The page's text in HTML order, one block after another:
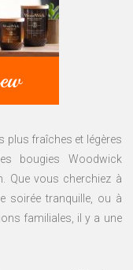
plus fraîches et légères
bougies Woodwick
Que vous cherchiez à
soirée tranquille, ou à
familiales, il y a une